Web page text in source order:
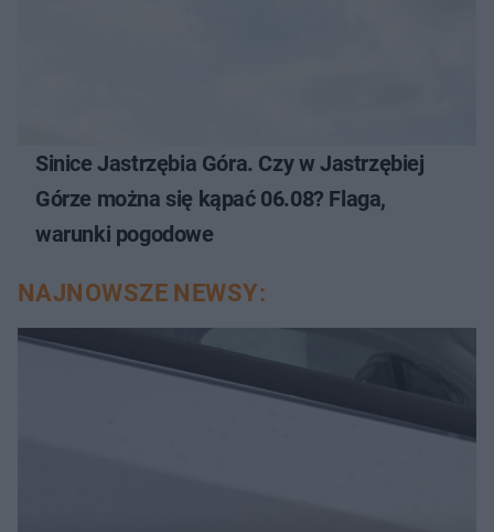
Sinice Jastrzębia Góra. Czy w Jastrzębiej
Górze można się kąpać 06.08? Flaga,
warunki pogodowe
NAJNOWSZE NEWSY: